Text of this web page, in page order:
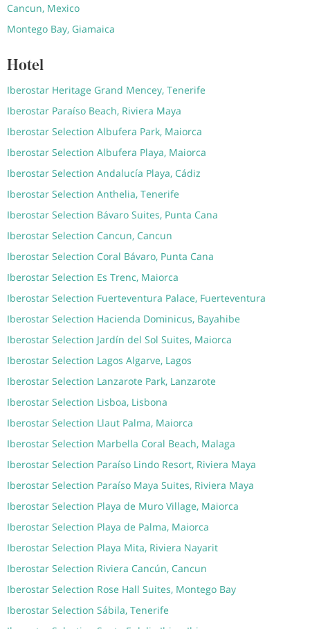
Cancun, Mexico
Montego Bay, Giamaica
Hotel
Iberostar Heritage Grand Mencey, Tenerife
Iberostar Paraíso Beach, Riviera Maya
Iberostar Selection Albufera Park, Maiorca
Iberostar Selection Albufera Playa, Maiorca
Iberostar Selection Andalucía Playa, Cádiz
Iberostar Selection Anthelia, Tenerife
Iberostar Selection Bávaro Suites, Punta Cana
Iberostar Selection Cancun, Cancun
Iberostar Selection Coral Bávaro, Punta Cana
Iberostar Selection Es Trenc, Maiorca
Iberostar Selection Fuerteventura Palace, Fuerteventura
Iberostar Selection Hacienda Dominicus, Bayahibe
Iberostar Selection Jardín del Sol Suites, Maiorca
Iberostar Selection Lagos Algarve, Lagos
Iberostar Selection Lanzarote Park, Lanzarote
Iberostar Selection Lisboa, Lisbona
Iberostar Selection Llaut Palma, Maiorca
Iberostar Selection Marbella Coral Beach, Malaga
Iberostar Selection Paraíso Lindo Resort, Riviera Maya
Iberostar Selection Paraíso Maya Suites, Riviera Maya
Iberostar Selection Playa de Muro Village, Maiorca
Iberostar Selection Playa de Palma, Maiorca
Iberostar Selection Playa Mita, Riviera Nayarit
Iberostar Selection Riviera Cancún, Cancun
Iberostar Selection Rose Hall Suites, Montego Bay
Iberostar Selection Sábila, Tenerife